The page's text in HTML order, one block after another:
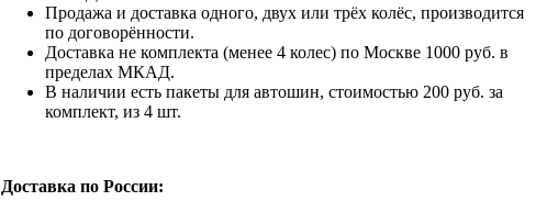
Продажа и доставка одного, двух или трёх колёс, производится
по договорённости.
Доставка не комплекта (менее 4 колес) по Москве 1000 руб. в
пределах МКАД.
В наличии есть пакеты для автошин, стоимостью 200 руб. за
комплект, из 4 шт.
Доставка по России: